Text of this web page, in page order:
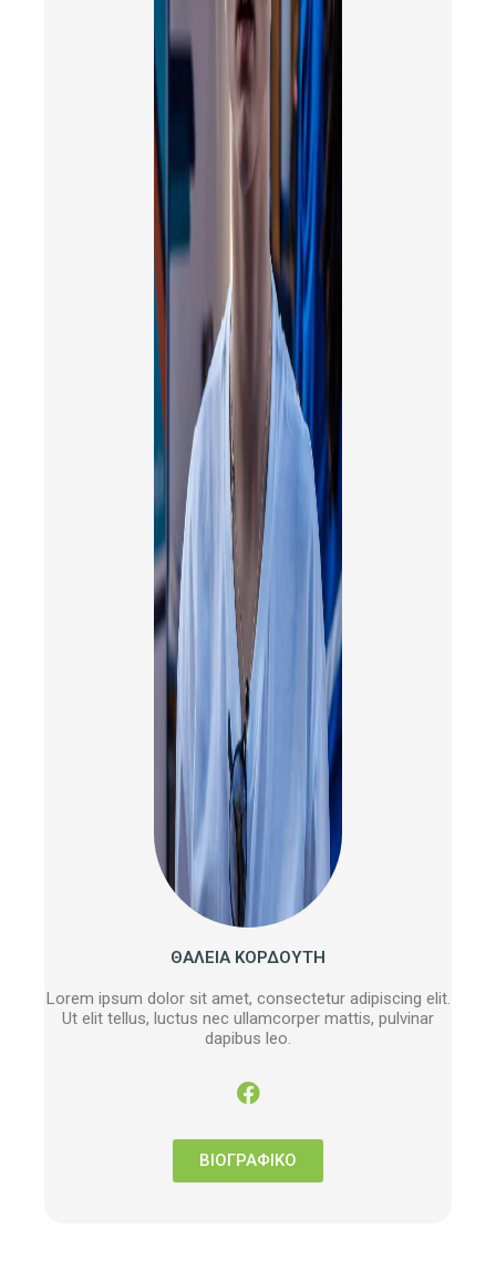
ΘΑΛΕΙΑ ΚΟΡΔΟΥΤΗ
Lorem ipsum dolor sit amet, consectetur adipiscing elit.
Ut elit tellus, luctus nec ullamcorper mattis, pulvinar
dapibus leo.
ΒΙΟΓΡΑΦΙΚΟ